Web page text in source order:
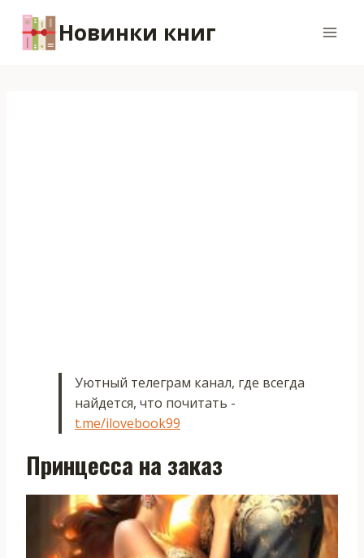
содержимому
Новинки книг
Уютный телеграм канал, где всегда
найдется, что почитать -
t.me/ilovebook99
Принцесса на заказ